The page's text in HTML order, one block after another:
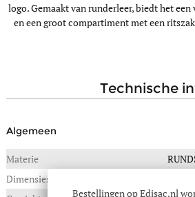
logo. Gemaakt van runderleer, biedt het
en een groot compartiment met een
technische
Algemeen
Materie
Dimensies
Bestellingen op Edisac.nl